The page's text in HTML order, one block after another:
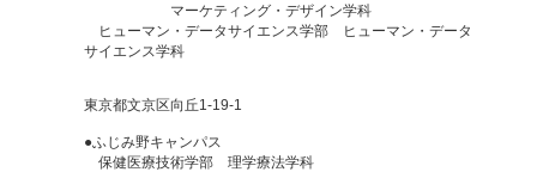
マーケティング・デザイン学科
ヒューマン・データサイエンス学部 ヒューマン・データ
サイエンス学科
東京都文京区向丘1-19-1
●ふじみ野キャンパス
保健医療技術学部 理学療法学科